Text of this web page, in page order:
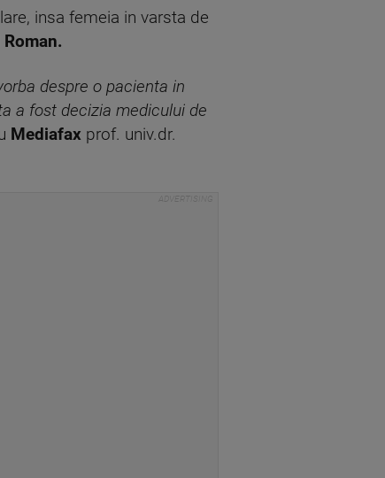
insa femeia in varsta de
despre o pacienta in
a fost decizia medicului de
Mediafax prof. univ.dr.